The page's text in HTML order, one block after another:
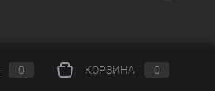
0 КОРЗИНА 0